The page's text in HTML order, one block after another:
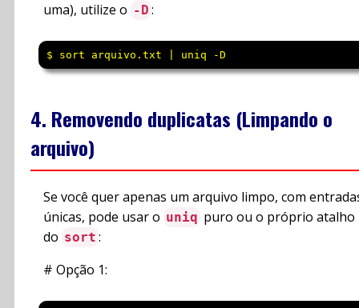
uma), utilize o -D :
$ sort arquivo.txt | uniq -D
4. Removendo duplicatas (Limpando o
arquivo)
Se você quer apenas um arquivo limpo, com
únicas, pode usar o uniq puro ou o próprio atalho
do sort :
# Opção 1: